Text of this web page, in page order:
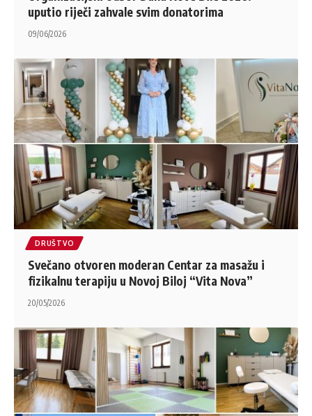
uputio riječi zahvale svim donatorima
09/06/2026
DRUŠTVO
Svečano otvoren moderan Centar za masažu i
fizikalnu terapiju u Novoj Biloj “Vita Nova”
20/05/2026